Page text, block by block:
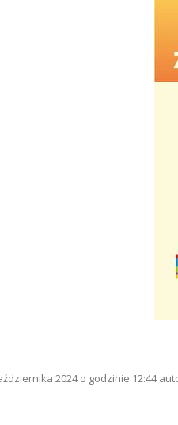
2024 o godzinie 12:44